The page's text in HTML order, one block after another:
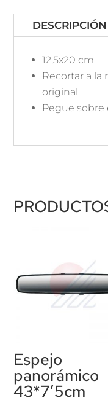
DESCRIPCIÓN
12,5x20 cm
Recortar a la
original
Pegue sobre
Espejo
panorámico
43*7’5cm